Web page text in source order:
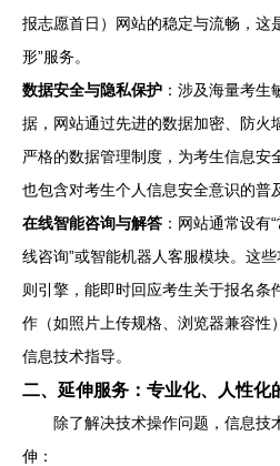
报志愿首日）网站的稳定与流畅，这
形”服务。
数据安全与隐私保护 ：涉及海量考
据，网站通过先进的数据加密、防火
严格的数据管理制度，为考生信息安
也包含对考生个人信息安全意识的普
在线智能咨询与解答 ：网站通常设有
线咨询”或智能机器人客服模块。这
则引擎，能即时回应考生关于报名条
作（如照片上传规格、浏览器兼容性
信息技术指导。
二、延伸服务：专业化、人性化
除了解决技术操作问题，信息技
伸：